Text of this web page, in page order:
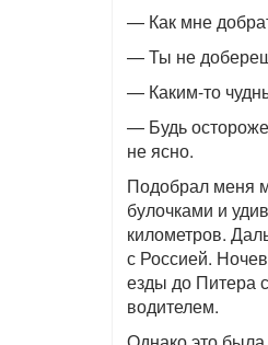
— Как мне
— Ты не
— Каким-то
— Будь
не ясно.
Подобрал меня
булочками и
километров.
с Россией.
езды до Питера
водителем.